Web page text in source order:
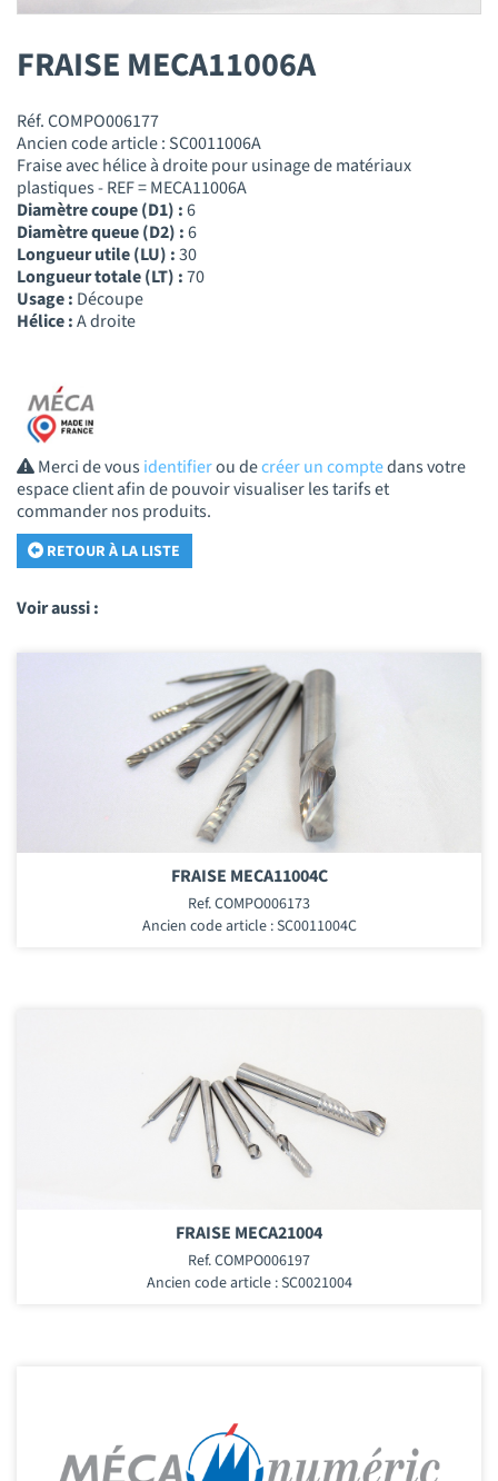
FRAISE MECA11006A
Réf. COMPO006177
Ancien code article : SC0011006A
Fraise avec hélice à droite pour usinage de matériaux
plastiques - REF = MECA11006A
Diamètre coupe (D1) :6
Diamètre queue (D2) :6
Longueur utile (LU) :30
Longueur totale (LT) :70
Usage : Découpe
Hélice :A droite
Merci de vousidentifierou decréer un comptedans votre
espace client afin de pouvoir visualiser les tarifs et
commander nos produits.
RETOUR À LA LISTE
Voir aussi :
FRAISE MECA11004C
Ref. COMPO006173
Ancien code article : SC0011004C
FRAISE MECA21004
Ref. COMPO006197
Ancien code article : SC0021004